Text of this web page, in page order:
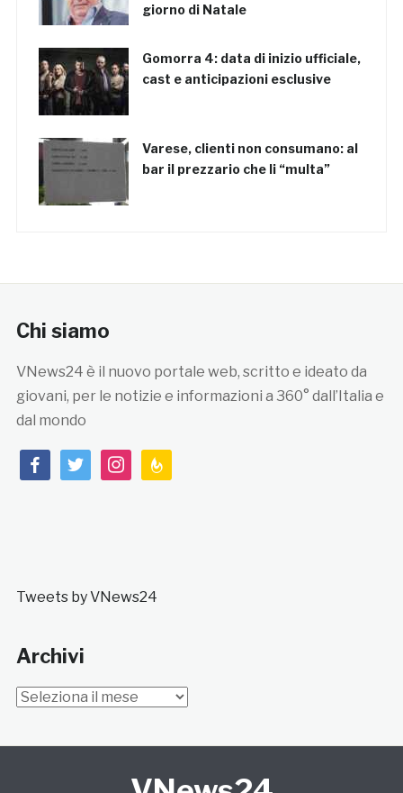
giorno di Natale
Gomorra 4: data di inizio ufficiale,
cast e anticipazioni esclusive
Varese, clienti non consumano: al
bar il prezzario che li “multa”
Chi siamo
VNews24 è il nuovo portale web, scritto e ideato da
giovani, per le notizie e informazioni a 360° dall’Italia e
dal mondo
facebooktwitterinstagramfeedburner
Tweets by VNews24
Archivi
Archivi